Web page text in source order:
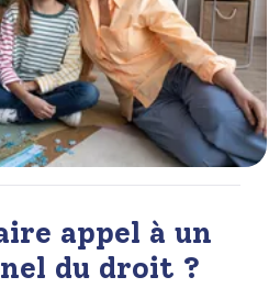
appel à un
du droit ?